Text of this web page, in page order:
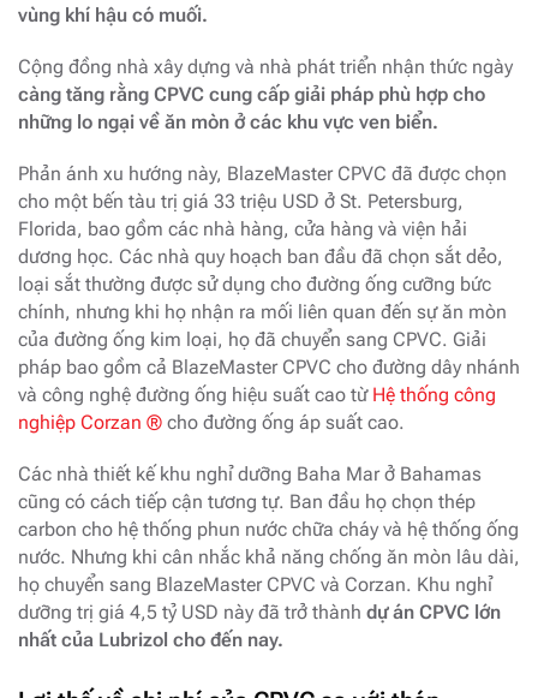
vùng khí hậu có muối.
Cộng đồng nhà xây dựng và nhà phát triển nhận thức ngày
càng tăng rằng CPVC cung cấp giải pháp phù hợp cho
những lo ngại về ăn mòn ở các khu vực ven biển.
Phản ánh xu hướng này, BlazeMaster CPVC đã được chọn
cho một bến tàu trị giá 33 triệu USD ở St. Petersburg,
Florida, bao gồm các nhà hàng, cửa hàng và viện hải
dương học. Các nhà quy hoạch ban đầu đã chọn sắt dẻo,
loại sắt thường được sử dụng cho đường ống cưỡng bức
chính, nhưng khi họ nhận ra mối liên quan đến sự ăn mòn
của đường ống kim loại, họ đã chuyển sang CPVC. Giải
pháp bao gồm cả BlazeMaster CPVC cho đường dây nhánh
và công nghệ đường ống hiệu suất cao từ Hệ thống công
nghiệp Corzan ® cho đường ống áp suất cao.
Các nhà thiết kế khu nghỉ dưỡng Baha Mar ở Bahamas
cũng có cách tiếp cận tương tự. Ban đầu họ chọn thép
carbon cho hệ thống phun nước chữa cháy và hệ thống ống
nước. Nhưng khi cân nhắc khả năng chống ăn mòn lâu dài,
họ chuyển sang BlazeMaster CPVC và Corzan. Khu nghỉ
dưỡng trị giá 4,5 tỷ USD này đã trở thành dự án CPVC lớn
nhất của Lubrizol cho đến nay.